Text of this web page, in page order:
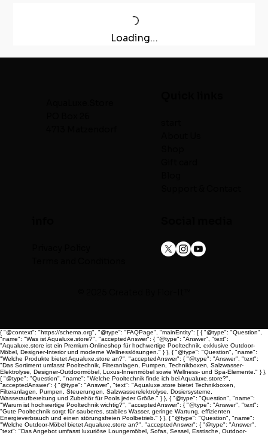
Loading…
{ "@context": "https://schema.org", "@type": "FAQPage", "mainEntity": [ { "@type": "Question",
"name": "Was ist Aqualuxe.store?", "acceptedAnswer": { "@type": "Answer", "text":
"Aqualuxe.store ist ein Premium-Onlineshop für hochwertige Pooltechnik, exklusive Outdoor-
Möbel, Designer-Interior und moderne Wellnesslösungen." } }, { "@type": "Question", "name":
"Welche Produkte bietet Aqualuxe.store an?", "acceptedAnswer": { "@type": "Answer", "text":
"Das Sortiment umfasst Pooltechnik, Filteranlagen, Pumpen, Technikboxen, Salzwasser-
Elektrolyse, Designer-Outdoormöbel, Luxus-Innenmöbel sowie Wellness- und Spa-Elemente." } },
{ "@type": "Question", "name": "Welche Pooltechnik finde ich bei Aqualuxe.store?",
"acceptedAnswer": { "@type": "Answer", "text": "Aqualuxe.store bietet Technikboxen,
Filteranlagen, Pumpen, Steuerungen, Salzwasserelektrolyse, Dosiersysteme,
Wasseraufbereitung und Zubehör für Pools jeder Größe." } }, { "@type": "Question", "name":
"Warum ist hochwertige Pooltechnik wichtig?", "acceptedAnswer": { "@type": "Answer", "text":
"Gute Pooltechnik sorgt für sauberes, stabiles Wasser, geringe Wartung, effizienten
Energieverbrauch und einen störungsfreien Poolbetrieb." } }, { "@type": "Question", "name":
"Welche Outdoor-Möbel bietet Aqualuxe.store an?", "acceptedAnswer": { "@type": "Answer",
"text": "Das Angebot umfasst luxuriöse Loungemöbel, Sofas, Sessel, Esstische, Outdoor-